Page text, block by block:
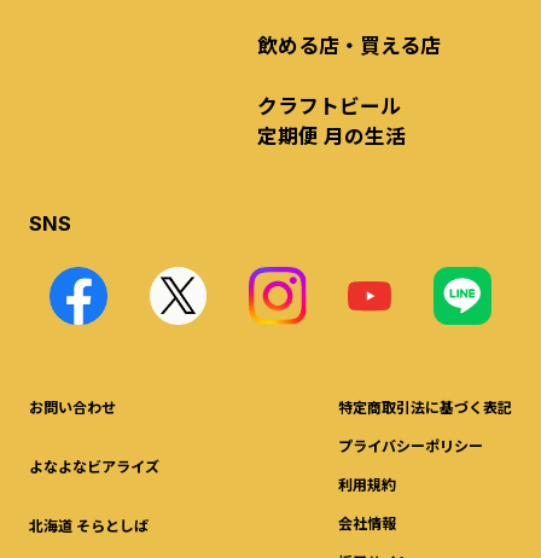
飲める店・買える店
クラフトビール
定期便 月の生活
SNS
お問い合わせ
よなよなビアライズ
北海道 そらとしば
特定商取引法に基づく表記
プライバシーポリシー
利用規約
会社情報